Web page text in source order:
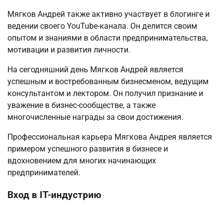
Мягков Андрей также активно участвует в блогинге и
ведении своего YouTube-канала. Он делится своим
опытом и знаниями в области предпринимательства,
мотивации и развития личности.
На сегодняшний день Мягков Андрей является
успешным и востребованным бизнесменом, ведущим
консультантом и лектором. Он получил признание и
уважение в бизнес-сообществе, а также
многочисленные награды за свои достижения.
Профессиональная карьера Мягкова Андрея является
примером успешного развития в бизнесе и
вдохновением для многих начинающих
предпринимателей.
Вход в IT-индустрию